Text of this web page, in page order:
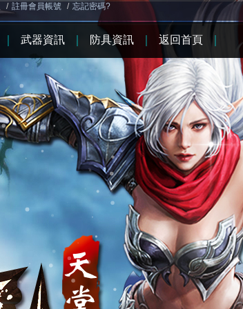
/ 註冊會員帳號 / 忘記密碼?